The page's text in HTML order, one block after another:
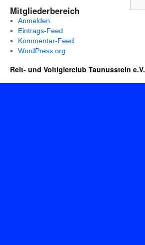
Mitgliederbereich
Anmelden
Eintrags-Feed
Kommentar-Feed
WordPress.org
Reit- und Voltigierclub Taunusstein e.V.